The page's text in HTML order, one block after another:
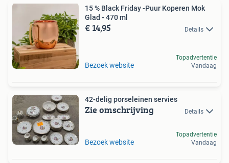
15 % Black Friday -Puur Koperen Mok
Glad - 470 ml
€ 14,95 Details
Bezoek website
Topadvertentie
Vandaag
42-delig porseleinen servies
Zie omschrijving Details
Bezoek website
Topadvertentie
Vandaag